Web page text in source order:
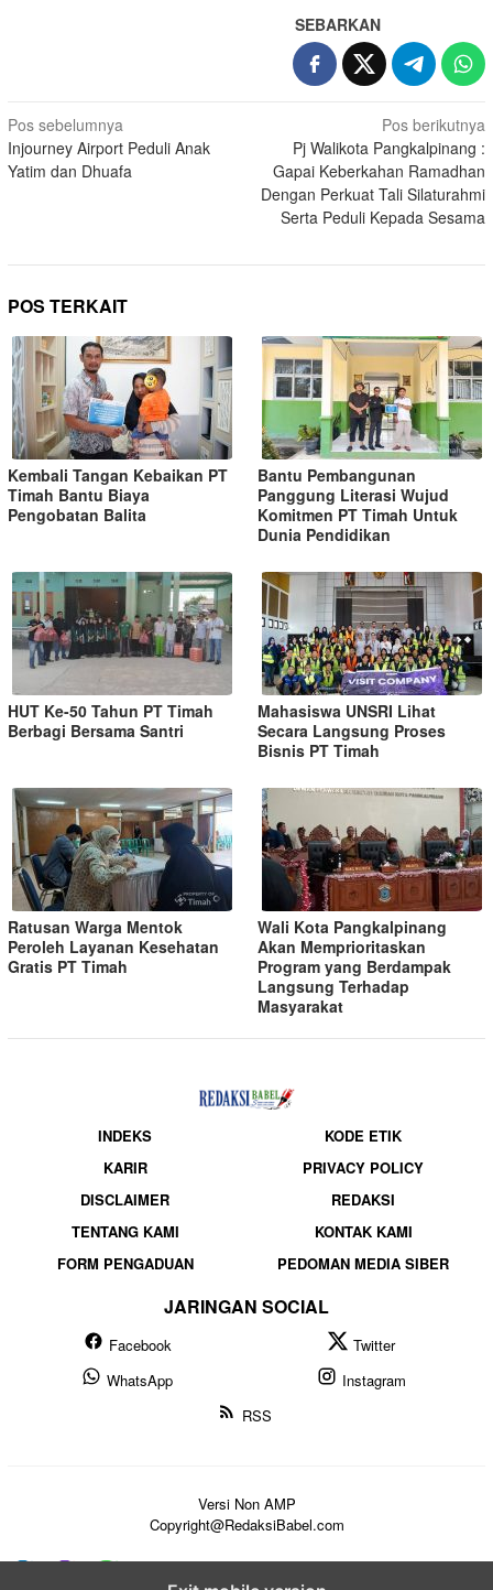
SEBARKAN
Pos sebelumnya
Injourney Airport Peduli Anak
Yatim dan Dhuafa
Pos berikutnya
Pj Walikota Pangkalpinang :
Gapai Keberkahan Ramadhan
Dengan Perkuat Tali Silaturahmi
Serta Peduli Kepada Sesama
POS TERKAIT
Kembali Tangan Kebaikan PT
Timah Bantu Biaya
Pengobatan Balita
Bantu Pembangunan
Panggung Literasi Wujud
Komitmen PT Timah Untuk
Dunia Pendidikan
HUT Ke-50 Tahun PT Timah
Berbagi Bersama Santri
Mahasiswa UNSRI Lihat
Secara Langsung Proses
Bisnis PT Timah
Ratusan Warga Mentok
Peroleh Layanan Kesehatan
Gratis PT Timah
Wali Kota Pangkalpinang
Akan Memprioritaskan
Program yang Berdampak
Langsung Terhadap
Masyarakat
INDEKS
KODE ETIK
KARIR
PRIVACY POLICY
DISCLAIMER
REDAKSI
TENTANG KAMI
KONTAK KAMI
FORM PENGADUAN
PEDOMAN MEDIA SIBER
JARINGAN SOCIAL
Facebook
Twitter
WhatsApp
Instagram
RSS
Versi Non AMP
Copyright@RedaksiBabel.com